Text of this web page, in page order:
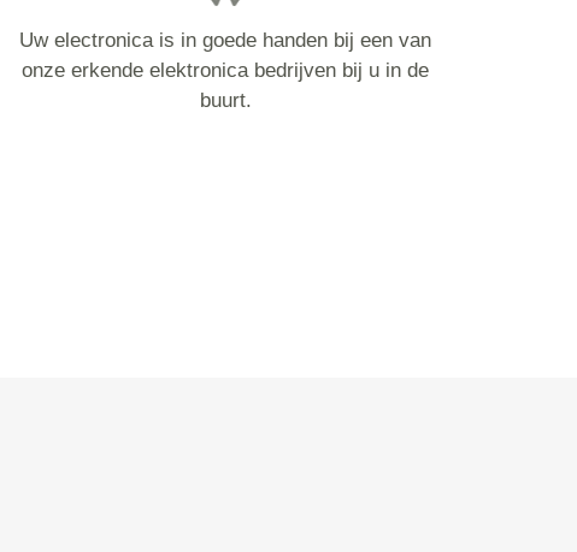
Uw electronica is in goede handen bij een van
onze erkende elektronica bedrijven bij u in de
buurt.